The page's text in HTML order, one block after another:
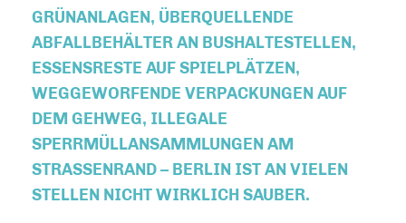
GRÜNANLAGEN, ÜBERQUELLENDE
ABFALLBEHÄLTER AN BUSHALTESTELLEN,
ESSENSRESTE AUF SPIELPLÄTZEN,
WEGGEWORFENDE VERPACKUNGEN AUF
DEM GEHWEG, ILLEGALE
SPERRMÜLLANSAMMLUNGEN AM
STRASSENRAND – BERLIN IST AN VIELEN S
TELLEN NICHT WIRKLICH SAUBER.